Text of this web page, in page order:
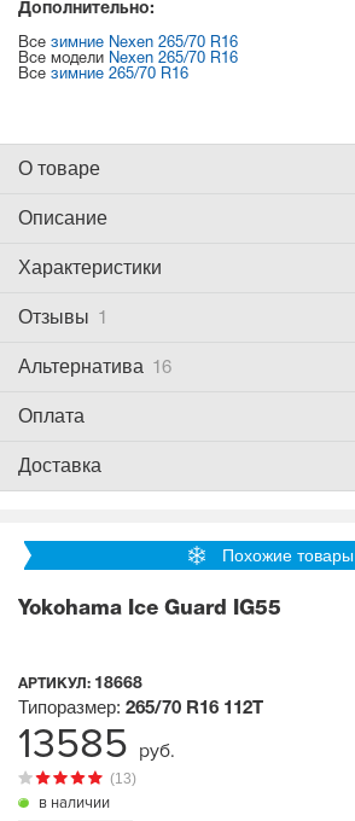
Дополнительно:
Все зимние Nexen 265/70 R16
Все модели Nexen 265/70 R16
Все зимние 265/70 R16
О товаре
Описание
Характеристики
Отзывы 1
Альтернатива 16
Оплата
Доставка
Похожие товары
Yokohama Ice Guard IG55
АРТИКУЛ: 18668
в наличии
(13)
Типоразмер: 265/70 R16 112T
13585 руб.